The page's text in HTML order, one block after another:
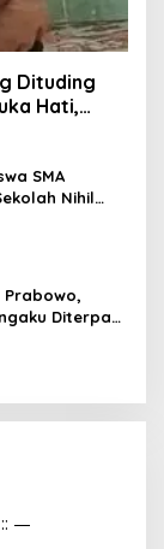
Dituding
Hati,
SMA
Nihil
& Paket
Prabowo,
Diterpa
:: —